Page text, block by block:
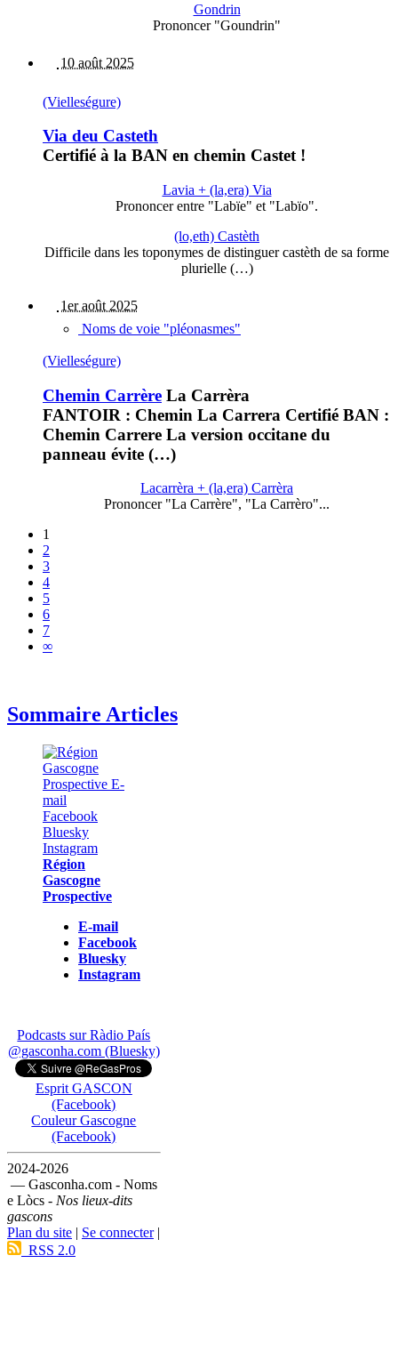
Gondrin
Prononcer "Goundrin"
10 août 2025
(Vielleségure)
Via deu Casteth
Certifié à la BAN en chemin Castet !
Lavia + (la,era) Via
Prononcer entre "Labïe" et "Labïo".
(lo,eth) Castèth
Difficile dans les toponymes de distinguer castèth de sa forme
plurielle (…)
1er août 2025
Noms de voie "pléonasmes"
(Vielleségure)
Chemin Carrère La Carrèra
FANTOIR : Chemin La Carrera Certifié BAN :
Chemin Carrere La version occitane du
panneau évite (…)
Lacarrèra + (la,era) Carrèra
Prononcer "La Carrère", "La Carrèro"...
1
2
3
4
5
6
7
∞
Sommaire Articles
Région
Gascogne
Prospective
E-mail
Facebook
Bluesky
Instagram
Podcasts sur Ràdio País
@gasconha.com (Bluesky)
Esprit GASCON
(Facebook)
Couleur Gascogne
(Facebook)
2024-2026
— Gasconha.com - Noms
e Lòcs - Nos lieux-dits
gascons
Plan du site | Se connecter|
RSS 2.0